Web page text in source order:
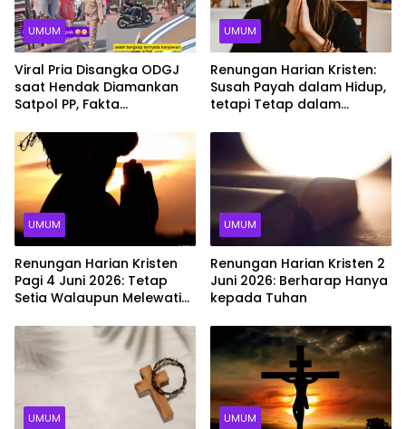
UMUM
Viral Pria Disangka ODGJ
saat Hendak Diamankan
Satpol PP, Fakta
UMUM
Renungan Harian Kristen:
Susah Payah dalam Hidup,
tetapi Tetap dalam
UMUM
Renungan Harian Kristen
Pagi 4 Juni 2026: Tetap
Setia Walaupun Melewati
UMUM
Renungan Harian Kristen 2
Juni 2026: Berharap Hanya
kepada Tuhan
UMUM UMUM